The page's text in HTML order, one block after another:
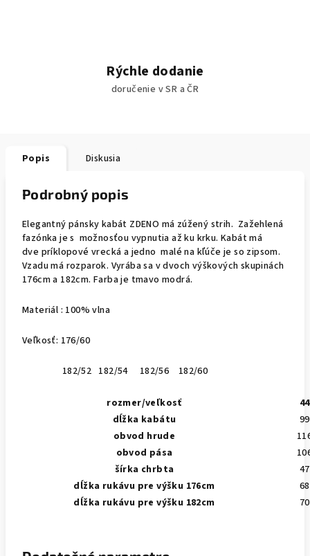
Rýchle dodanie
doručenie v SR a ČR
Popis Diskusia
Podrobný popis
Elegantný pánsky kabát ZDENO má zúžený strih. Zažehlená
fazónka je s možnosťou vypnutia až ku krku. Kabát má
dve príklopové vrecká a jedno malé na kľúče je so zipsom.
Vzadu má rozparok. Vyrába sa v dvoch výškových skupinách
176cm a 182cm. Farba je tmavo modrá.
Materiál : 100% vlna
Veľkosť: 176/60
182/52 182/54 182/56 182/60
rozmer/veľkosť
44
dĺžka kabátu
99
obvod hrude
obvod pása
šírka chrbta
47
dĺžka rukávu pre výšku 176cm
68
dĺžka rukávu pre výšku 182cm
70